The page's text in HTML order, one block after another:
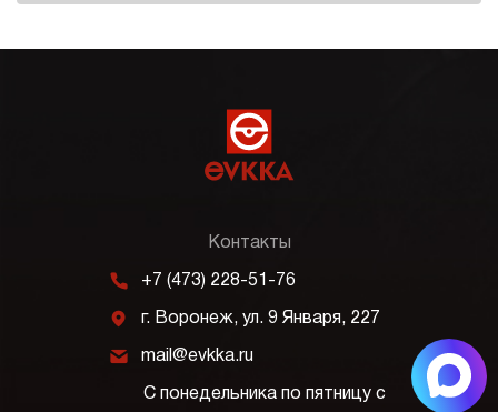
Контакты
m +7 (473) 228-51-76
j г. Воронеж, ул. 9 Января, 227
k mail@evkka.ru
С понедельника по пятницу с